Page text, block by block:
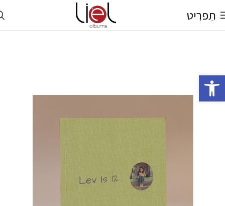
פתח סרגל נגישות
תַפרִיט